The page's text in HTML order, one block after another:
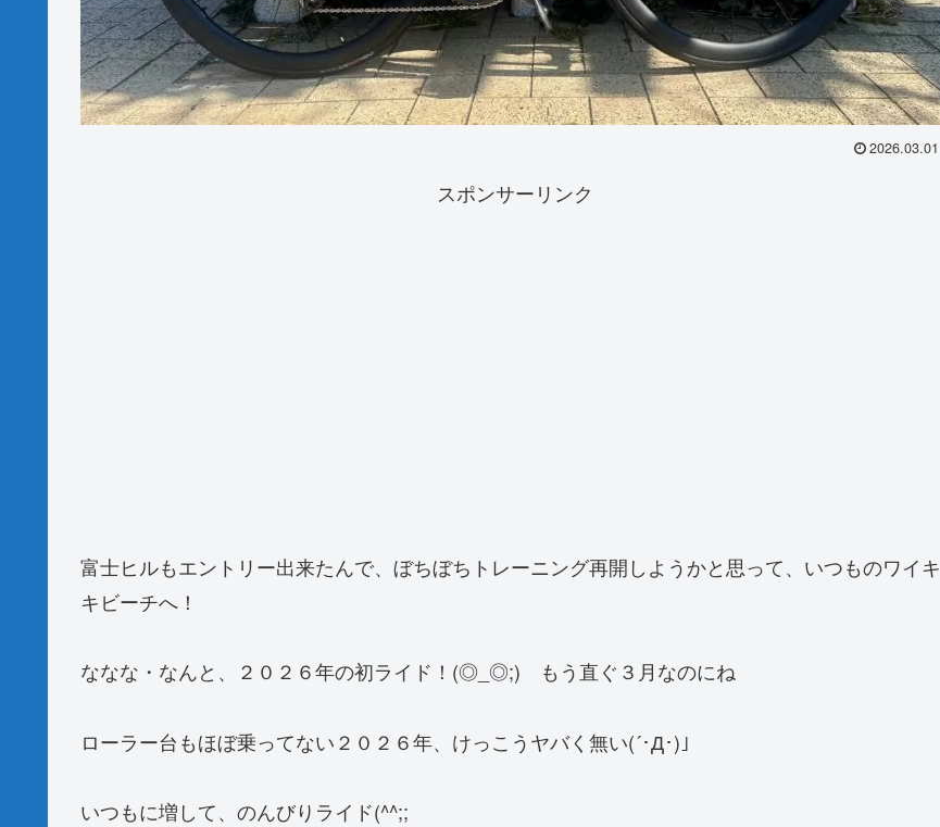
2026.03.01
スポンサーリンク
富士ヒルもエントリー出来たんで、ぼちぼちトレーニング再開しようかと思って、いつものワイキ
キビーチへ！
ななな・なんと、２０２６年の初ライド！(◎_◎;) もう直ぐ３月なのにね
ローラー台もほぼ乗ってない２０２６年、けっこうヤバく無い(´･Д･)」
いつもに増して、のんびりライド(^^;;